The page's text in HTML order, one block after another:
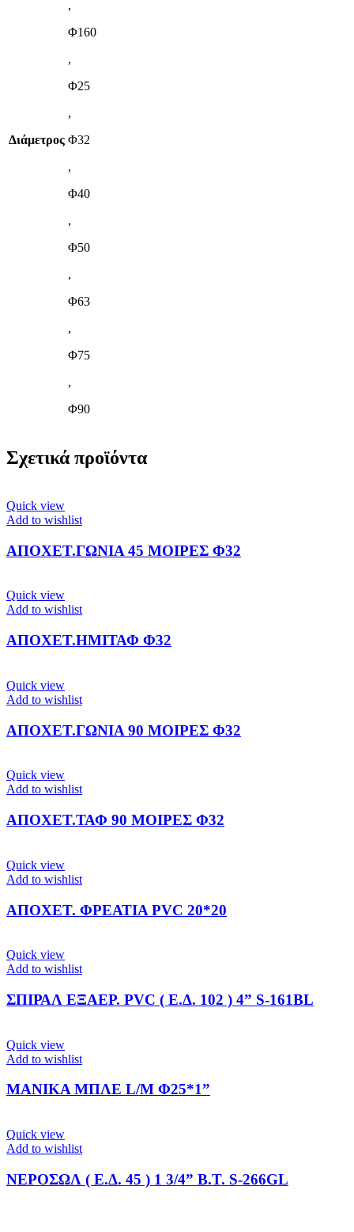
Διάμετρος
,
Φ160
,
Φ25
,
Φ32
,
Φ40
,
Φ50
,
Φ63
,
Φ75
,
Φ90
Σχετικά προϊόντα
Quick view
Add to wishlist
ΑΠΟΧΕΤ.ΓΩΝΙΑ 45 ΜΟΙΡΕΣ Φ32
Quick view
Add to wishlist
ΑΠΟΧΕΤ.ΗΜΙΤΑΦ Φ32
Quick view
Add to wishlist
ΑΠΟΧΕΤ.ΓΩΝΙΑ 90 ΜΟΙΡΕΣ Φ32
Quick view
Add to wishlist
ΑΠΟΧΕΤ.ΤΑΦ 90 ΜΟΙΡΕΣ Φ32
Quick view
Add to wishlist
ΑΠΟΧΕΤ. ΦΡΕΑΤΙΑ PVC 20*20
Quick view
Add to wishlist
ΣΠΙΡΑΛ ΕΞΑΕΡ. PVC ( Ε.Δ. 102 ) 4” S-161BL
Quick view
Add to wishlist
ΜΑΝΙΚΑ ΜΠΛΕ L/M Φ25*1”
Quick view
Add to wishlist
ΝΕΡΟΣΩΛ ( Ε.Δ. 45 ) 1 3/4” Β.Τ. S-266GL